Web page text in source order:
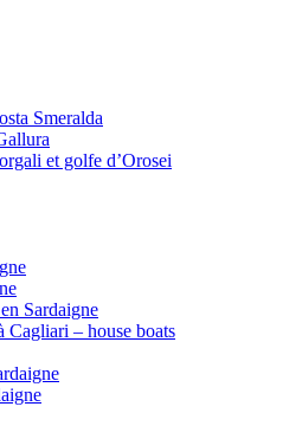
Smeralda
et golfe d’Orosei
Sardaigne
Cagliari – house boats